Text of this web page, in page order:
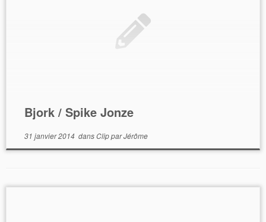
Bjork / Spike Jonze
31 janvier 2014dansClipparJérôme